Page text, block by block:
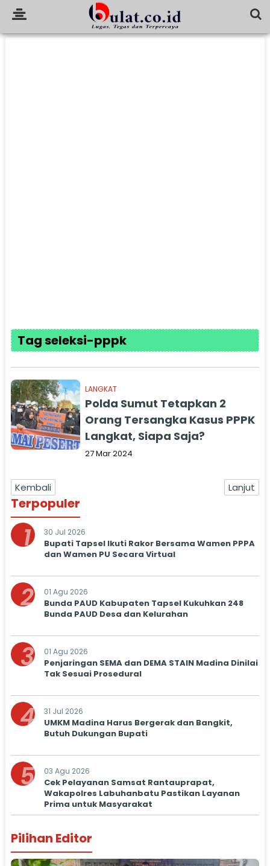
Tag seleksi-pppk
LANGKAT
Polda Sumut Tetapkan 2
Orang Tersangka Kasus PPPK
Langkat, Siapa Saja?
27 Mar 2024
Kembali Lanjut
Terpopuler
1 30 Jul 2026
Bupati Tapsel Ikuti Rakor Bersama Wamen PPPA
dan Wamen PU Secara Virtual
2 01 Agu 2026
Bunda PAUD Kabupaten Tapsel Kukuhkan 248
Bunda PAUD Desa dan Kelurahan
3 01 Agu 2026
Penjaringan SEMA dan DEMA STAIN Madina Dinilai
Tak Sesuai Prosedural
4 31 Jul 2026
UMKM Madina Harus Bergerak dan Bangkit,
Butuh Dukungan Bupati
5 03 Agu 2026
Cek Pelayanan Samsat Rantauprapat,
Wakapolres Labuhanbatu Pastikan Layanan
Prima untuk Masyarakat
Pilihan Editor